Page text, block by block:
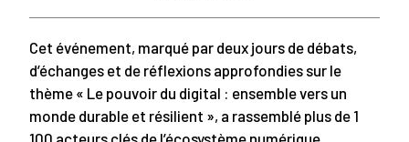
Cet événement, marqué par deux jours de débats,
d’échanges et de réflexions approfondies sur le
thème « Le pouvoir du digital : ensemble vers un
monde durable et résilient », a rassemblé plus de 1
100 acteurs clés de l’écosystème numérique